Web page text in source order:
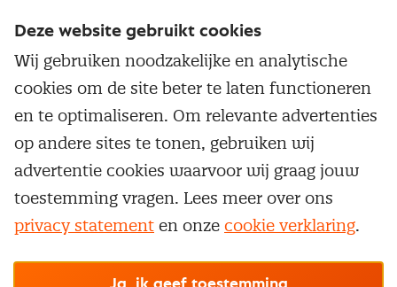
Service & contact
Over inkoop
Netwerk en communities
Aanmelden nieuwsbrief
Word lid van Nevi
Inkoop vacatures
Populaire thema's
Aanbesteden
Contractmanagement
Kostenmanagement
Onderhandelen
Supply management
Opleidingen en trainingen
Trainingen
Opleidingen
Maatwerk
Cookievoorkeuren beherenOnzealgemene
© Nevi.nl
Deze website gebruikt cookies
Wij gebruiken noodzakelijke en analytische
cookies om de site beter te laten functioneren
en te optimaliseren. Om relevante advertenties
op andere sites te tonen, gebruiken wij
advertentie cookies waarvoor wij graag jouw
toestemming vragen. Lees meer over ons
privacy statement en onze cookie verklaring.